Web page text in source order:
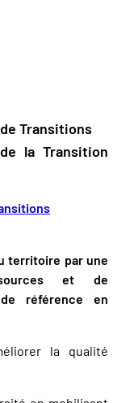
Transitions
la Transition
territoire par une
et de
référence en
la qualité